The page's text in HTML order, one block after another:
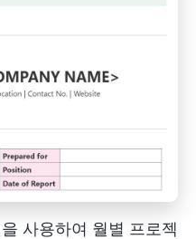
사용하여 월별 프로젝